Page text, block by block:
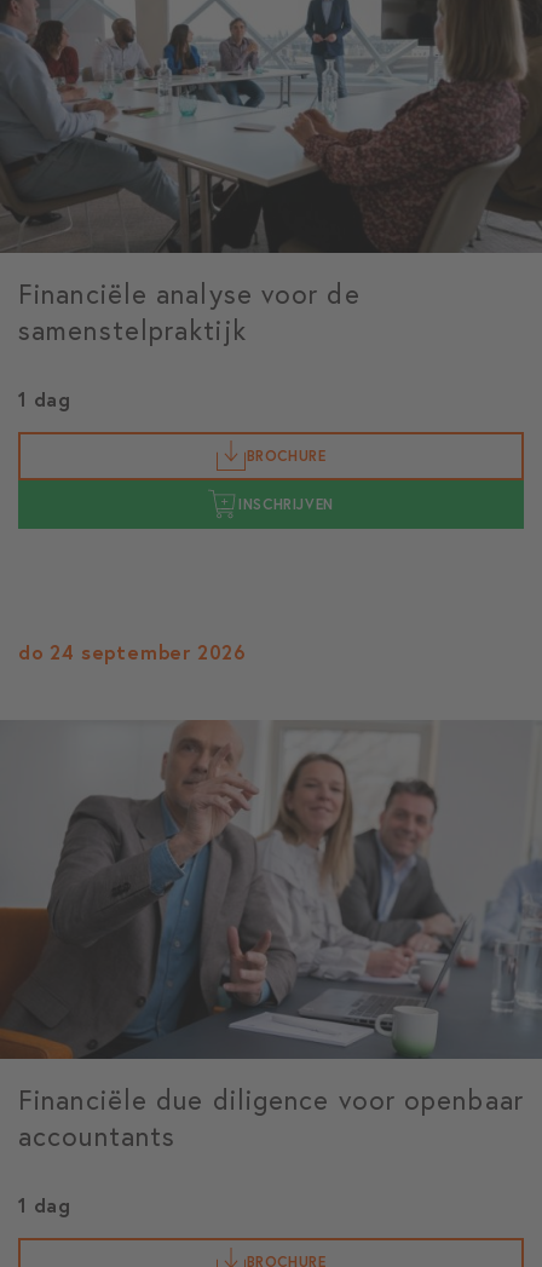
Financiële analyse voor de
samenstelpraktijk
1 dag
BROCHURE
INSCHRIJVEN
do 24 september 2026
Financiële due diligence voor openbaar
accountants
1 dag
BROCHURE